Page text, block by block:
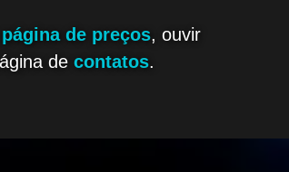
página de preços, ouvir
de contatos.